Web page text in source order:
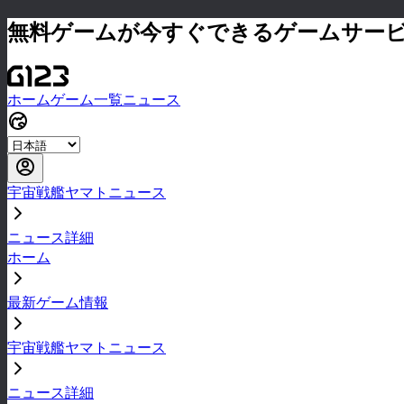
無料ゲームが今すぐできるゲームサー
ホームゲーム一覧ニュース
宇宙戦艦ヤマトニュース
ニュース詳細
ホーム
最新ゲーム情報
宇宙戦艦ヤマトニュース
ニュース詳細